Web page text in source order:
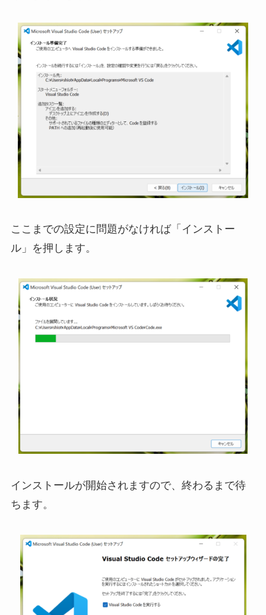
ここまでの設定に問題がなければ「インストー
ル」を押します。
インストールが開始されますので、終わるまで待
ちます。